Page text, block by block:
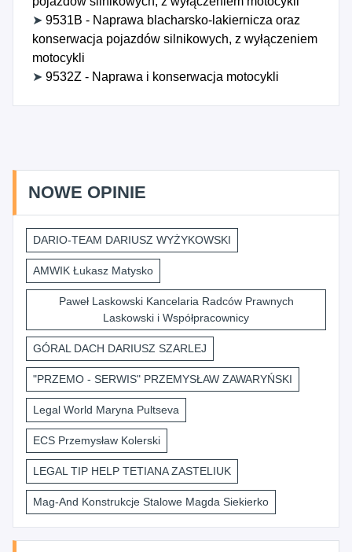
➤ 9531B - Naprawa blacharsko-lakiernicza oraz
konserwacja pojazdów silnikowych, z wyłączeniem
motocykli
➤ 9532Z - Naprawa i konserwacja motocykli
NOWE OPINIE
DARIO-TEAM DARIUSZ WYŻYKOWSKI
AMWIK Łukasz Matysko
Paweł Laskowski Kancelaria Radców Prawnych
Laskowski i Współpracownicy
GÓRAL DACH DARIUSZ SZARLEJ
"PRZEMO - SERWIS" PRZEMYSŁAW ZAWARYŃSKI
Legal World Maryna Pultseva
ECS Przemysław Kolerski
LEGAL TIP HELP TETIANA ZASTELIUK
Mag-And Konstrukcje Stalowe Magda Siekierko